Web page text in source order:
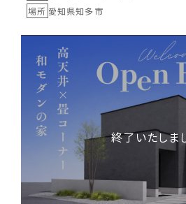
場所 愛知県知多市